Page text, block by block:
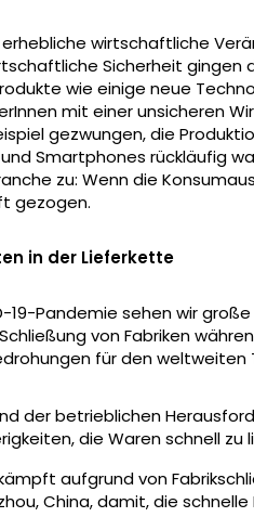
wirtschaftliche
Sicherheit gingen
wie einige neue
mit einer unsicheren
gezwungen, die
Smartphones rückläufig
zu: Wenn die
gezogen.
in der Lieferkette
19-Pandemie sehen wir große
von Fabriken
für den weltweiten
der betrieblichen
die Waren schnell zu
aufgrund von
China, damit, die